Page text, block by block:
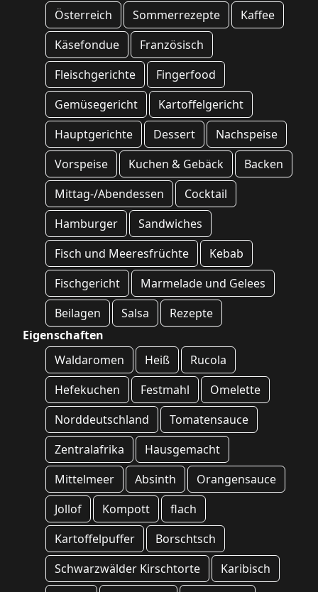
Österreich
Sommerrezepte
Kaffee
Käsefondue
Französisch
Fleischgerichte
Fingerfood
Gemüsegericht
Kartoffelgericht
Hauptgerichte
Dessert
Nachspeise
Vorspeise
Kuchen & Gebäck
Backen
Mittag-/Abendessen
Cocktail
Hamburger
Sandwiches
Fisch und Meeresfrüchte
Kebab
Fischgericht
Marmelade und Gelees
Beilagen
Salsa
Rezepte
Eigenschaften
Waldaromen
Heiß
Rucola
Hefekuchen
Festmahl
Omelette
Norddeutschland
Tomatensauce
Zentralafrika
Hausgemacht
Mittelmeer
Absinth
Orangensauce
Jollof
Kompott
flach
Kartoffelpuffer
Borschtsch
Schwarzwälder Kirschtorte
Karibisch